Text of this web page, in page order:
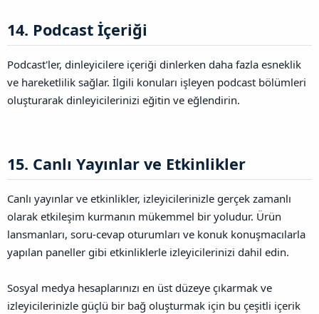
14. Podcast İçeriği​
Podcast'ler, dinleyicilere içeriği dinlerken daha fazla esneklik
ve hareketlilik sağlar. İlgili konuları işleyen podcast bölümleri
oluşturarak dinleyicilerinizi eğitin ve eğlendirin.
15. Canlı Yayınlar ve Etkinlikler​
Canlı yayınlar ve etkinlikler, izleyicilerinizle gerçek zamanlı
olarak etkileşim kurmanın mükemmel bir yoludur. Ürün
lansmanları, soru-cevap oturumları ve konuk konuşmacılarla
yapılan paneller gibi etkinliklerle izleyicilerinizi dahil edin.
Sosyal medya hesaplarınızı en üst düzeye çıkarmak ve
izleyicilerinizle güçlü bir bağ oluşturmak için bu çeşitli içerik